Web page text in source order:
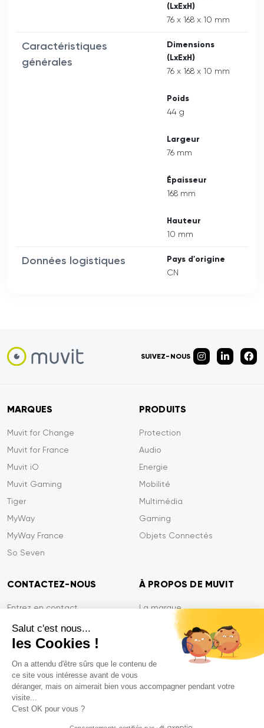
Salut c'est nous...
les Cookies !
On a attendu d'être sûrs que le contenu de
ce site vous intéresse avant de vous
déranger, mais on aimerait bien vous accompagner pendant votre
visite...
C'est OK pour vous ?
(LxExH)
76 x 168 x 10 mm
Caractéristiques
générales
Dimensions
(LxExH)
76 x 168 x 10 mm
Poids
44 g
Largeur
76 mm
Épaisseur
168 mm
Hauteur
10 mm
Données logistiques Pays d'origine
CN
SUIVEZ-NOUS
MARQUES
Muvit for Change
Muvit for France
Muvit iO
Muvit Gaming
Tiger
MyWay
MyWay France
So Seven
PRODUITS
Protection
Audio
Energie
Mobilité
Multimédia
Gaming
Objets Connectés
CONTACTEZ-NOUS
Entrez en contact
Paiement sécurisé
Efficacité du service
Garantie Tiger
FAQ
À PROPOS DE MUVIT
La marque
Confidentialité
Contactez-nous
Mentions légales